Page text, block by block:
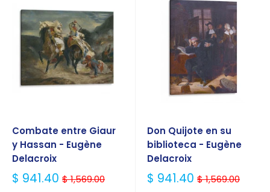
Combate entre Giaur
y Hassan - Eugène
Delacroix
Precio
$ 941.40 $ 1,569.00
Don Quijote en su
biblioteca - Eugène
Delacroix
Precio
$ 941.40 $ 1,569.00